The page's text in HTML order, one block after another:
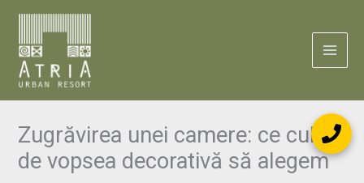
content
Zugrăvirea unei camere: ce culori
de vopsea decorativă să alegem